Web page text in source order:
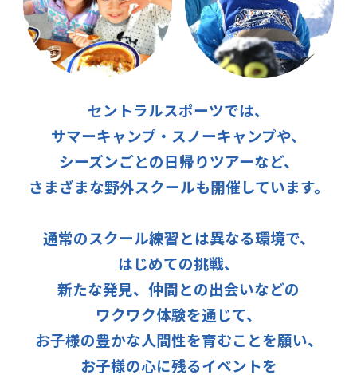
セントラルスポーツでは、
サマーキャンプ・スノーキャンプや、
シーズンごとの日帰りツアーなど、
さまざまな野外スクールも開催しています。
通常のスクール練習とは異なる環境で、
はじめての挑戦、
新たな発見、仲間との出会いなどの
ワクワク体験を通じて、
お子様の豊かな人間性を育むことを願い、
お子様の心に残るイベントを